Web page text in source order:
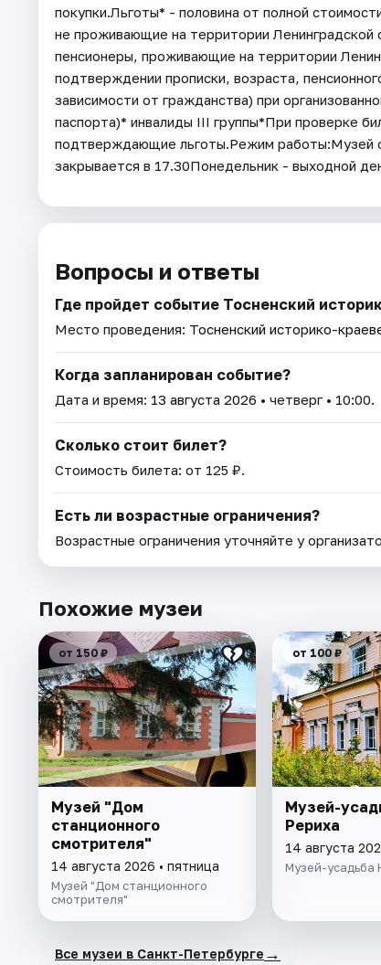
покупки.Льготы* - половина от полной
не проживающие на территории Ленинградской
пенсионеры, проживающие на территории
подтверждении прописки, возраста,
зависимости от гражданства) при
паспорта)* инвалиды III группы*При проверке
подтверждающие льготы.Режим работы:Музей
закрывается в 17.30Понедельник - выходной
Вопросы и ответы
Где пройдет событие Тосненский
Место проведения: Тосненский историко-
Когда запланирован событие?
Дата и время: 13 августа 2026 • четверг • 10:00.
Сколько стоит билет?
Стоимость билета: от 125 ₽.
Есть ли возрастные ограничения?
Возрастные ограничения уточняйте у
Похожие музеи
от 150 ₽
Музей "Дом
станционного
смотрителя"
14 августа 2026 • пятница
Музей "Дом станционного
смотрителя"
от 100 ₽
Музей-
Рериха
14 августа
Музей-усадьба
Все музеи в Санкт-Петербурге →